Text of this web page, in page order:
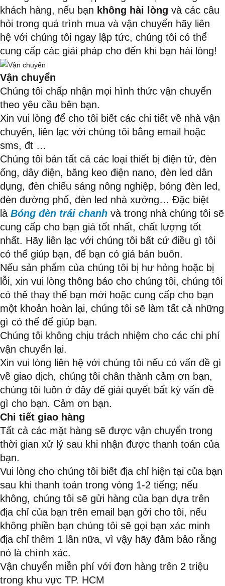
khách hàng, nếu bạn không hài lòng và các câu
hỏi trong quá trình mua và vận chuyển hãy liên
hệ với chúng tôi ngay lập tức, chúng tôi có thể
cung cấp các giải pháp cho đến khi bạn hài lòng!
Vận chuyển
Chúng tôi chấp nhận mọi hình thức vận chuyển
theo yêu cầu bên bạn.
Xin vui lòng để cho tôi biết các chi tiết về nhà vận
chuyển, liên lạc với chúng tôi bằng email hoặc
sms, đt …
Chúng tôi bán tất cả các loại thiết bị điện tử, đèn
ống, dây điện, băng keo điện nano, đèn led dân
dụng, đèn chiếu sáng nông nghiệp, bóng đèn led,
đèn đường phố, đèn led nhà xưởng… Đặc biệt
là Bóng đèn trái chanh và trong nhà chúng tôi sẽ
cung cấp cho bạn giá tốt nhất, chất lượng tốt
nhất. Hãy liên lạc với chúng tôi bất cứ điều gì tôi
có thể giúp bạn, để bạn có giá bán buôn.
Nếu sản phẩm của chúng tôi bị hư hỏng hoặc bị
lỗi, xin vui lòng thông báo cho chúng tôi, chúng tôi
có thể thay thế bạn mới hoặc cung cấp cho bạn
một khoản hoàn lại, chúng tôi sẽ làm tất cả những
gì có thể để giúp bạn.
Chúng tôi không chịu trách nhiệm cho các chi phí
vận chuyển lại.
Xin vui lòng liên hệ với chúng tôi nếu có vấn đề gì
về giao dịch, chúng tôi chân thành cảm ơn bạn,
chúng tôi luôn ở đây để giải quyết bất kỳ vấn đề
gì cho bạn. Cảm ơn bạn.
Chi tiết giao hàng
Tất cả các mặt hàng sẽ được vận chuyển trong
thời gian xử lý sau khi nhận được thanh toán của
bạn.
Vui lòng cho chúng tôi biết địa chỉ hiện tại của bạn
sau khi thanh toán trong vòng 1-2 tiếng; nếu
không, chúng tôi sẽ gửi hàng của bạn dựa trên
địa chỉ của bạn trên email bạn gởi cho tôi, nếu
không phiền bạn chúng tôi sẽ gọi bạn xác minh
địa chỉ thêm 1 lần nữa, vì vậy hãy đảm bảo rằng
nó là chính xác.
Vận chuyển miễn phí với đơn hàng trên 2 triệu
trong khu vực TP. HCM